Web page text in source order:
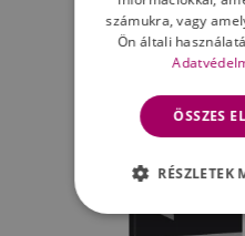
számukra, vagy
Ön általi
ÖSSZES
RÉSZLETEK